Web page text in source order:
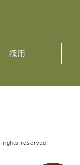
採用
rights reserved.